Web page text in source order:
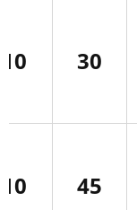
30
10
45
10